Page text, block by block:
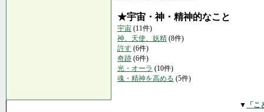
★宇宙・神・精神的なこと
宇宙 (11件)
神、天使、妖精 (8件)
許す (6件)
奇跡 (6件)
光・オーラ (10件)
魂・精神を高める (5件)
▼ 「